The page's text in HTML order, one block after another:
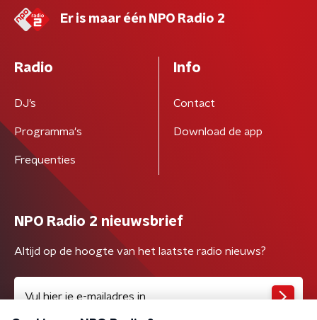
Er is maar één NPO Radio 2
Radio
DJ’s
Programma's
Frequenties
Info
Contact
Download de app
NPO Radio 2 nieuwsbrief
Altijd op de hoogte van het laatste radio nieuws?